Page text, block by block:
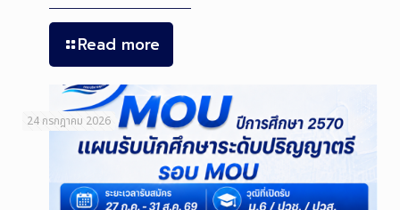
Read more
24 กรกฎาคม 2026